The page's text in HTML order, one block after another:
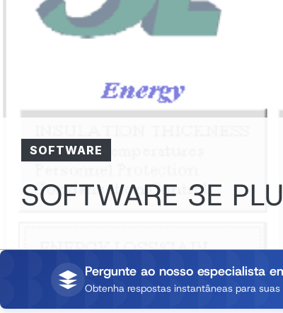
SOFTWARE
SOFTWARE 3E
Pergunte ao nosso especialista
Obtenha respostas instantâneas para